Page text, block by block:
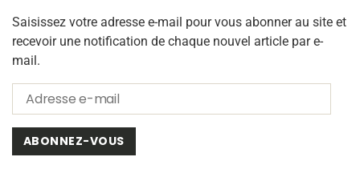
Saisissez votre adresse e-mail pour vous abonner au site et
recevoir une notification de chaque nouvel article par e-
mail.
ABONNEZ-VOUS